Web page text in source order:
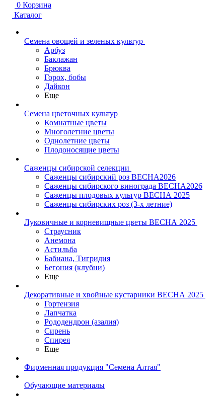
0 Корзина
Каталог
Семена овощей и зеленых культур
Арбуз
Баклажан
Брюква
Горох, бобы
Дайкон
Еще
Семена цветочных культур
Комнатные цветы
Многолетние цветы
Однолетние цветы
Плодоносящие цветы
Саженцы сибирской селекции
Саженцы сибирский роз ВЕСНА2026
Саженцы сибирского винограда ВЕСНА2026
Саженцы плодовых культур ВЕСНА 2025
Саженцы сибирских роз (3-х летние)
Луковичные и корневищные цветы ВЕСНА 2025
Страусник
Анемона
Астильба
Бабиана, Тигридия
Бегония (клубни)
Еще
Декоративные и хвойные кустарники ВЕСНА 2025
Гортензия
Лапчатка
Рододендрон (азалия)
Сирень
Спирея
Еще
Фирменная продукция "Семена Алтая"
Обучающие материалы